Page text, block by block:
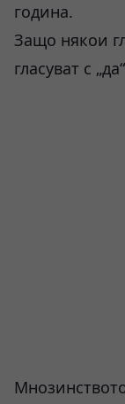
година.
Защо някои
гласуват с „да“